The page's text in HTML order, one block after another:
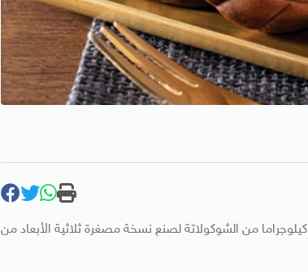
نجحت امرأة صينية لا تمتلك أى تدريب رسمى فى الفنون فى استخدام 60 كيلوجراما من الشوكولاتة لصنع نسخة مصغرة ثلاثية الأبعاد من